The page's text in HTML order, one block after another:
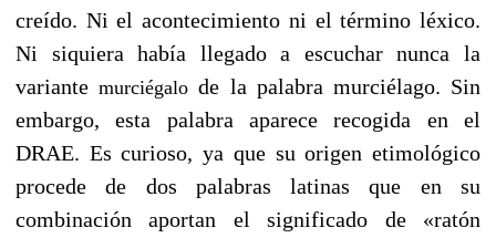
creído. Ni el acontecimiento ni el término léxico.
Ni siquiera había llegado a escuchar nunca la
variantemurciégalo de la palabra murciélago. Sin
embargo, esta palabra aparece recogida en el
DRAE. Es curioso, ya que su origen etimológico
procede de dos palabras latinas que en su
combinación aportan el significado de «ratón